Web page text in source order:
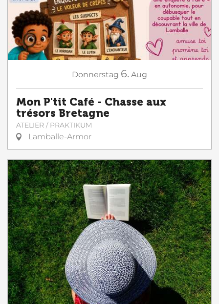
Donnerstag 6. Aug
Mon P'tit Café - Chasse aux
trésors Bretagne
ATELIER / PRAKTIKUM
Lamballe-Armor